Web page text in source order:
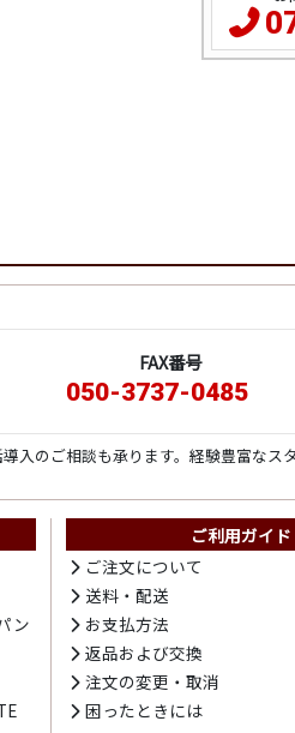
FAX番号
050-3737-0485
入のご相談も承ります。経験豊富なス
ン
ご利用ガイド
ご注文について
送料・配送
お支払方法
返品および交換
注文の変更・取消
困ったときには